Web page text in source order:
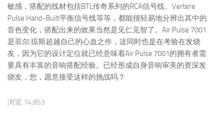
敏感，搭配的线材包括BTL传奇系列的RCA信号线、Vertere
Pulse Hand-Built平衡信号线等等，都能很轻易地分辨出其中的
音色变化，搭配出来的效果当然是见仁见智了。Air Pulse 7001
是菲尔·琼斯超越自己的心血之作，这同时也是在考验在发烧
友，因为它的设计定位就已经意味着Air Pulse 7001的拥有者需
要具有丰富的音响搭配经验。已经形成自身音响审美的资深发
烧友，您，愿意接受这样的挑战吗？
浏览 14,853